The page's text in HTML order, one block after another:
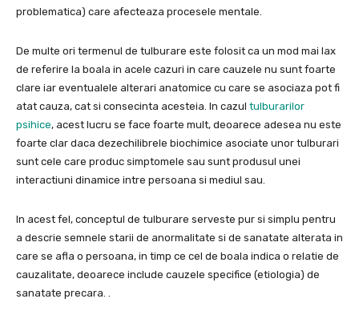
problematica) care afecteaza procesele mentale.
De multe ori termenul de tulburare este folosit ca un mod mai lax
de referire la boala in acele cazuri in care cauzele nu sunt foarte
clare iar eventualele alterari anatomice cu care se asociaza pot fi
atat cauza, cat si consecinta acesteia. In cazul tulburarilor
psihice, acest lucru se face foarte mult, deoarece adesea nu este
foarte clar daca dezechilibrele biochimice asociate unor tulburari
sunt cele care produc simptomele sau sunt produsul unei
interactiuni dinamice intre persoana si mediul sau.
In acest fel, conceptul de tulburare serveste pur si simplu pentru
a descrie semnele starii de anormalitate si de sanatate alterata in
care se afla o persoana, in timp ce cel de boala indica o relatie de
cauzalitate, deoarece include cauzele specifice (etiologia) de
sanatate precara. .